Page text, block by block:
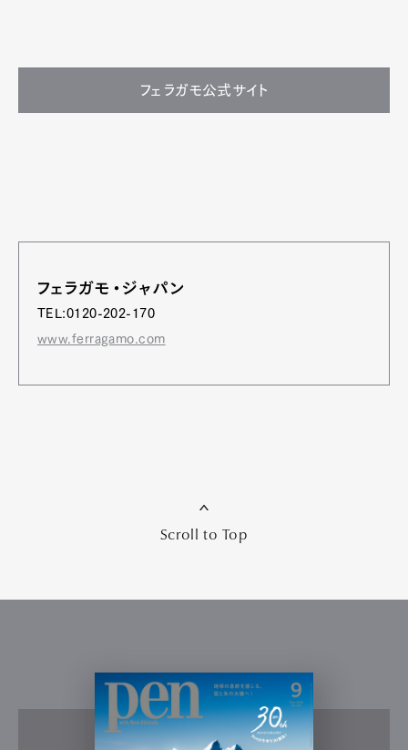
フェラガモ公式サイト
フェラガモ・ジャパン
TEL:0120-202-170
www.ferragamo.com
Scroll to Top